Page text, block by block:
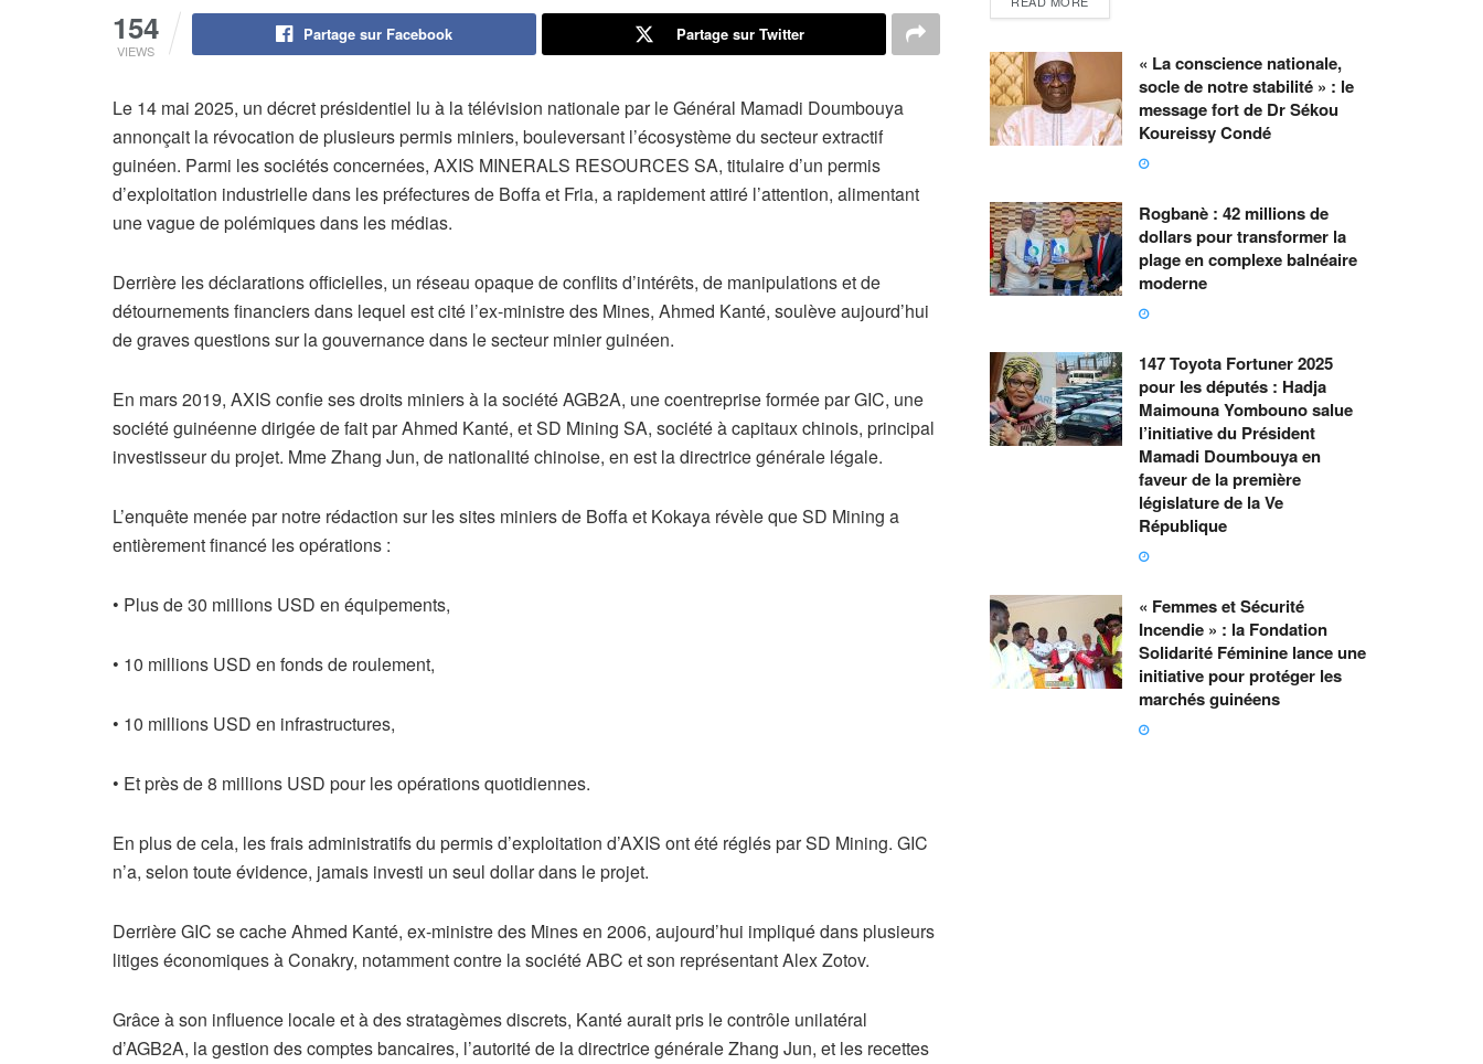
154
VIEWS
Partage sur Facebook Partage sur Twitter
Le 14 mai 2025, un décret présidentiel lu à la télévision nationale par le Général Mamadi Doumbouya
annonçait la révocation de plusieurs permis miniers, bouleversant l’écosystème du secteur extractif
guinéen. Parmi les sociétés concernées, AXIS MINERALS RESOURCES SA, titulaire d’un permis
d’exploitation industrielle dans les préfectures de Boffa et Fria, a rapidement attiré l’attention, alimentant
une vague de polémiques dans les médias.
Derrière les déclarations officielles, un réseau opaque de conflits d’intérêts, de manipulations et de
détournements financiers dans lequel est cité l’ex-ministre des Mines, Ahmed Kanté, soulève aujourd’hui
de graves questions sur la gouvernance dans le secteur minier guinéen.
En mars 2019, AXIS confie ses droits miniers à la société AGB2A, une coentreprise formée par GIC, une
société guinéenne dirigée de fait par Ahmed Kanté, et SD Mining SA, société à capitaux chinois, principal
investisseur du projet. Mme Zhang Jun, de nationalité chinoise, en est la directrice générale légale.
L’enquête menée par notre rédaction sur les sites miniers de Boffa et Kokaya révèle que SD Mining a
entièrement financé les opérations :
• Plus de 30 millions USD en équipements,
• 10 millions USD en fonds de roulement,
• 10 millions USD en infrastructures,
• Et près de 8 millions USD pour les opérations quotidiennes.
En plus de cela, les frais administratifs du permis d’exploitation d’AXIS ont été réglés par SD Mining. GIC
n’a, selon toute évidence, jamais investi un seul dollar dans le projet.
Derrière GIC se cache Ahmed Kanté, ex-ministre des Mines en 2006, aujourd’hui impliqué dans plusieurs
litiges économiques à Conakry, notamment contre la société ABC et son représentant Alex Zotov.
Grâce à son influence locale et à des stratagèmes discrets, Kanté aurait pris le contrôle unilatéral
d’AGB2A, la gestion des comptes bancaires, l’autorité de la directrice générale Zhang Jun, et les recettes
« La conscience nationale,
socle de notre stabilité » : le
message fort de Dr Sékou
Koureissy Condé
Rogbanè : 42 millions de
dollars pour transformer la
plage en complexe balnéaire
moderne
147 Toyota Fortuner 2025
pour les députés : Hadja
Maimouna Yombouno salue
l’initiative du Président
Mamadi Doumbouya en
faveur de la première
législature de la Ve
République
« Femmes et Sécurité
Incendie » : la Fondation
Solidarité Féminine lance une
initiative pour protéger les
marchés guinéens